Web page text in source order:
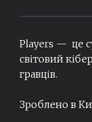
Players — це
світовий
гравців.
Зроблено в